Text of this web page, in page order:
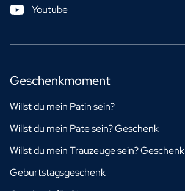
Youtube
Geschenkmoment
Willst du mein Patin sein?
Willst du mein Pate sein? Geschenk
Willst du mein Trauzeuge sein? Geschenk
Geburtstagsgeschenk